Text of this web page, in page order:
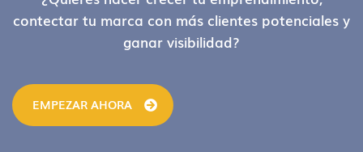
contectar tu marca con más clientes potenciales y
ganar visibilidad?
EMPEZAR AHORA